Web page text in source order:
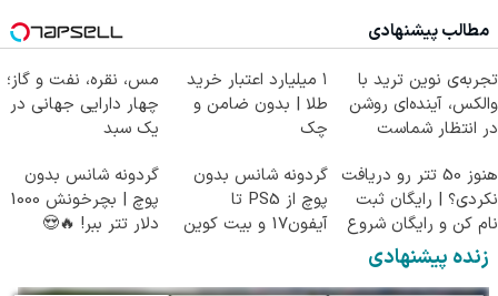
مطالب پیشنهادی
تجربه‌ی نوین ترید با
والکس، آینده‌ای روشن
در انتظار شماست
۱ میلیارد اعتبار خرید
طلا | بدون ضامن و
چک
مس، نقره، نفت و گاز؛
چهار دارایی جهانی در
یک سبد
هنوز 50 تتر رو دریافت
نکردی؟ | رایگان ثبت
نام کن و رایگان شروع
کن!
گردونه شانس بدون
پوچ از PS5 تا
آیفون17 و بیت کوین
گردونه شانس بدون
پوچ | بچرخونش 1000
دلار تتر ببر! 🔥😍
زنده پیشنهادی